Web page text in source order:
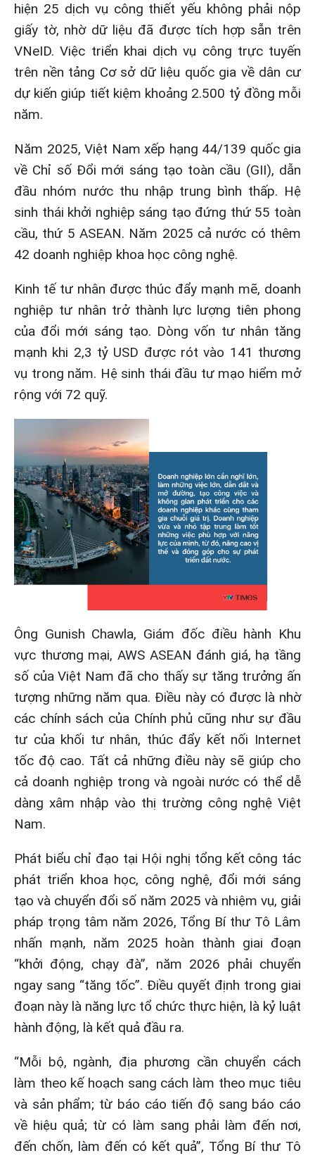
hiện 25 dịch vụ công thiết yếu không phải nộp
giấy tờ, nhờ dữ liệu đã được tích hợp sẵn trên
VNeID. Việc triển khai dịch vụ công trực tuyến
trên nền tảng Cơ sở dữ liệu quốc gia về dân cư
dự kiến giúp tiết kiệm khoảng 2.500 tỷ đồng mỗi
năm.
Năm 2025, Việt Nam xếp hạng 44/139 quốc gia
về Chỉ số Đổi mới sáng tạo toàn cầu (GII), dẫn
đầu nhóm nước thu nhập trung bình thấp. Hệ
sinh thái khởi nghiệp sáng tạo đứng thứ 55 toàn
cầu, thứ 5 ASEAN. Năm 2025 cả nước có thêm
42 doanh nghiệp khoa học công nghệ.
Kinh tế tư nhân được thúc đẩy mạnh mẽ, doanh
nghiệp tư nhân trở thành lực lượng tiên phong
của đổi mới sáng tạo. Dòng vốn tư nhân tăng
mạnh khi 2,3 tỷ USD được rót vào 141 thương
vụ trong năm. Hệ sinh thái đầu tư mạo hiểm mở
rộng với 72 quỹ.
Ông Gunish Chawla, Giám đốc điều hành Khu
vực thương mại, AWS ASEAN đánh giá, hạ tầng
số của Việt Nam đã cho thấy sự tăng trưởng ấn
tượng những năm qua. Điều này có được là nhờ
các chính sách của Chính phủ cũng như sự đầu
tư của khối tư nhân, thúc đẩy kết nối Internet
tốc độ cao. Tất cả những điều này sẽ giúp cho
cả doanh nghiệp trong và ngoài nước có thể dễ
dàng xâm nhập vào thị trường công nghệ Việt
Nam.
Phát biểu chỉ đạo tại Hội nghị tổng kết công tác
phát triển khoa học, công nghệ, đổi mới sáng
tạo và chuyển đổi số năm 2025 và nhiệm vụ, giải
pháp trọng tâm năm 2026, Tổng Bí thư Tô Lâm
nhấn mạnh, năm 2025 hoàn thành giai đoạn
“khởi động, chạy đà”, năm 2026 phải chuyển
ngay sang “tăng tốc”. Điều quyết định trong giai
đoạn này là năng lực tổ chức thực hiện, là kỷ luật
hành động, là kết quả đầu ra.
“Mỗi bộ, ngành, địa phương cần chuyển cách
làm theo kế hoạch sang cách làm theo mục tiêu
và sản phẩm; từ báo cáo tiến độ sang báo cáo
về hiệu quả; từ có làm sang phải làm đến nơi,
đến chốn, làm đến có kết quả”, Tổng Bí thư Tô